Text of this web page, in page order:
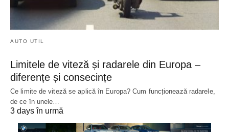
AUTO UTIL
Limitele de viteză și radarele din Europa –
diferențe și consecințe
Ce limite de viteză se aplică în Europa? Cum funcționează radarele,
de ce în unele…
3 days în urmă